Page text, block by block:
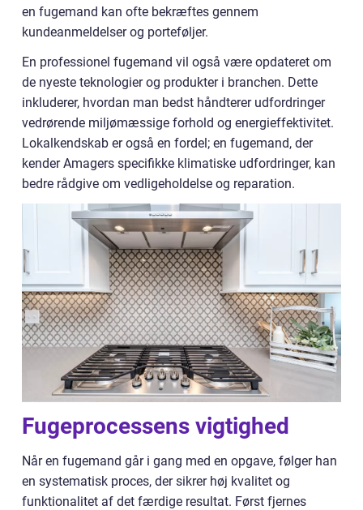
en fugemand kan ofte bekræftes gennem
kundeanmeldelser og porteføljer.
En professionel fugemand vil også være opdateret om
de nyeste teknologier og produkter i branchen. Dette
inkluderer, hvordan man bedst håndterer udfordringer
vedrørende miljømæssige forhold og energieffektivitet.
Lokalkendskab er også en fordel; en fugemand, der
kender Amagers specifikke klimatiske udfordringer, kan
bedre rådgive om vedligeholdelse og reparation.
Fugeprocessens vigtighed
Når en fugemand går i gang med en opgave, følger han
en systematisk proces, der sikrer høj kvalitet og
funktionalitet af det færdige resultat. Først fjernes